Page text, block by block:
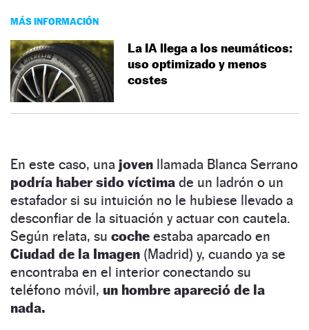
MÁS INFORMACIÓN
La IA llega a los neumáticos:
uso optimizado y menos
costes
En este caso, una joven llamada Blanca Serrano
podría haber sido víctima de un ladrón o un
estafador si su intuición no le hubiese llevado a
desconfiar de la situación y actuar con cautela.
Según relata, su coche estaba aparcado en
Ciudad de la Imagen (Madrid) y, cuando ya se
encontraba en el interior conectando su
teléfono móvil, un hombre apareció de la
nada.